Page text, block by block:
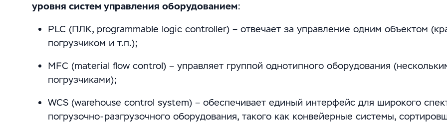
уровня систем управления оборудованием:
PLC (ПЛК, programmable logic controller) – отвечает за управление одним объектом
погрузчиком и т.п.);
MFC (material flow control) – управляет группой однотипного оборудования
погрузчиками);
WCS (warehouse control system) – обеспечивает единый интерфейс для широкого
погрузочно-разгрузочного оборудования, такого как конвейерные системы,